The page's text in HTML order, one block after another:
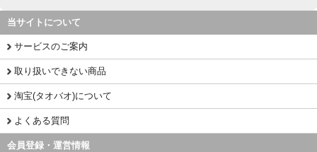
当サイトについて
サービスのご案内
取り扱いできない商品
淘宝(タオバオ)について
よくある質問
会員登録・運営情報